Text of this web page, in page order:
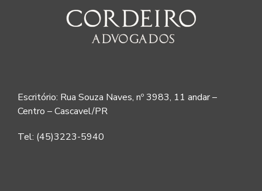
Escritório: Rua Souza Naves, nº 3983, 11 andar –
Centro – Cascavel/PR
Tel: (45)3223-5940